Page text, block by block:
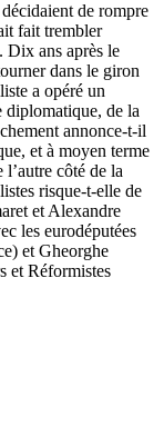
de rompre
fait trembler
Dix ans après le
dans le giron
a opéré un
diplomatique, de la
annonce-t-il
et à moyen terme
côté de la
risque-t-elle de
et Alexandre
les eurodéputées
et Gheorghe
et Réformistes